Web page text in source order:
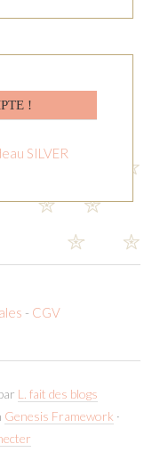
!
SILVER
- CGV
L. fait des blogs
Genesis Framework ·